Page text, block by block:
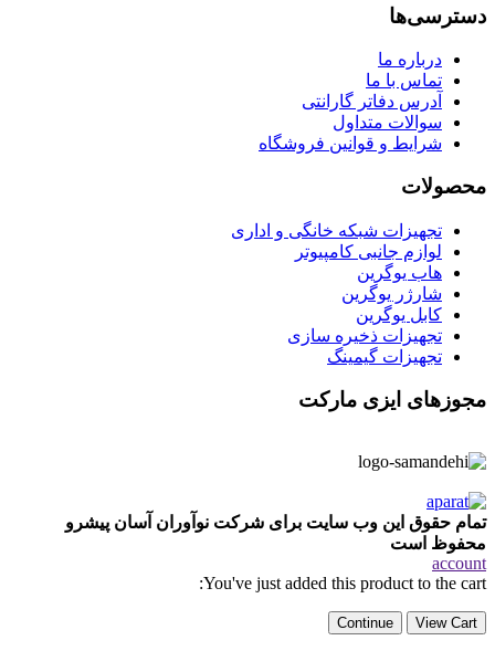
دسترسی‌ها
درباره ما
تماس با ما
آدرس دفاتر گارانتی
سوالات متداول
شرایط و قوانین فروشگاه
محصولات
تجهیزات شبکه خانگی و اداری
لوازم جانبی کامپیوتر
هاب یوگرین
شارژر یوگرین
کابل یوگرین
تجهیزات ذخیره سازی
تجهیزات گیمینگ
مجوزهای ایزی مارکت
تمام حقوق این وب سایت برای شرکت نوآوران آسان پیشرو
محفوظ است
account
You've just added this product to the cart:
View Cart
Continue